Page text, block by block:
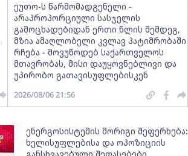
ეუთო-ს წარმომადგენელი -
არაპროპორციული სასჯელის
გამოცხადებიდან ერთი წლის შემდეგ,
მზია ამაღლობელი კვლავ პატიმრობაში
რჩება - მოვუწოდებ საქართველოს
მთავრობას, მისი დაუყოვნებლივი და
უპირობო გათავისუფლებისკენ
2026/08/06 21:56
ენერგოსისტემის მორიგი შეფერხება:
ხელისუფლებისა და ოპოზიციის